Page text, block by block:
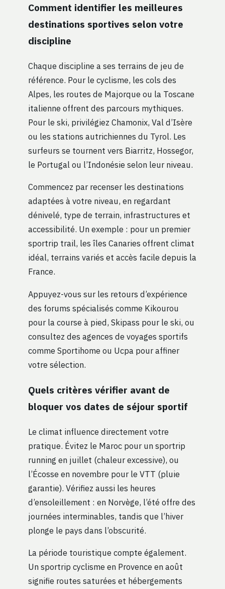
Comment identifier les meilleures
destinations sportives selon votre
discipline
Chaque discipline a ses terrains de jeu de
référence. Pour le cyclisme, les cols des
Alpes, les routes de Majorque ou la Toscane
italienne offrent des parcours mythiques.
Pour le ski, privilégiez Chamonix, Val d’Isère
ou les stations autrichiennes du Tyrol. Les
surfeurs se tournent vers Biarritz, Hossegor,
le Portugal ou l’Indonésie selon leur niveau.
Commencez par recenser les destinations
adaptées à votre niveau, en regardant
dénivelé, type de terrain, infrastructures et
accessibilité. Un exemple : pour un premier
sportrip trail, les îles Canaries offrent climat
idéal, terrains variés et accès facile depuis la
France.
Appuyez-vous sur les retours d’expérience
des forums spécialisés comme Kikourou
pour la course à pied, Skipass pour le ski, ou
consultez des agences de voyages sportifs
comme Sportihome ou Ucpa pour affiner
votre sélection.
Quels critères vérifier avant de
bloquer vos dates de séjour sportif
Le climat influence directement votre
pratique. Évitez le Maroc pour un sportrip
running en juillet (chaleur excessive), ou
l’Écosse en novembre pour le VTT (pluie
garantie). Vérifiez aussi les heures
d’ensoleillement : en Norvège, l’été offre des
journées interminables, tandis que l’hiver
plonge le pays dans l’obscurité.
La période touristique compte également.
Un sportrip cyclisme en Provence en août
signifie routes saturées et hébergements